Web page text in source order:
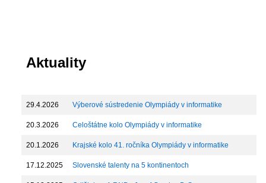
Aktuality
29.4.2026 Výberové sústredenie Olympiády v informatike
20.3.2026 Celoštátne kolo Olympiády v informatike
20.1.2026 Krajské kolo 41. ročníka Olympiády v informatike
17.12.2025 Slovenské talenty na 5 kontinentoch